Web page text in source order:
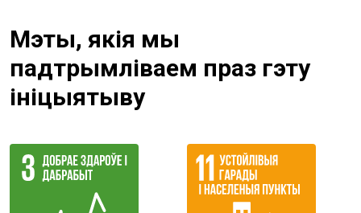
Мэты, якія мы
падтрымліваем праз гэту
ініцыятыву